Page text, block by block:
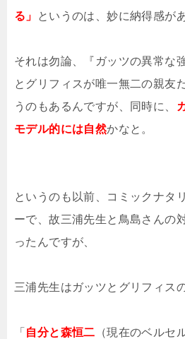
る」
というのは、妙に納得感が
それは勿論、『ガッツの異常な
とグリフィスが唯一無二の親友
うのもあるんですが、同時に、
モデル的には自然かなと。
というのも以前、コミックナタ
ーで、故三浦先生と鳥島さんの
ったんですが、
三浦先生はガッツとグリフィス
「 自分と森恒二 （現在のベルセ